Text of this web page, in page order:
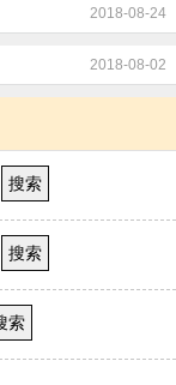
2018-08-24
2018-08-02